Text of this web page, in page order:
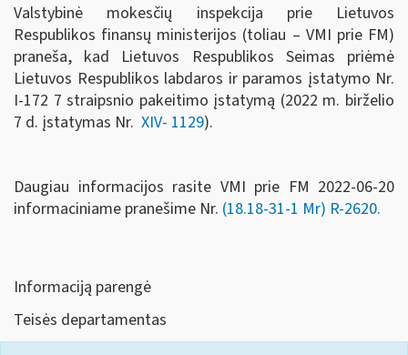
Valstybinė mokesčių inspekcija prie Lietuvos
Respublikos finansų ministerijos (toliau – VMI prie FM)
praneša, kad Lietuvos Respublikos Seimas priėmė
Lietuvos Respublikos labdaros ir paramos įstatymo Nr.
I-172 7 straipsnio pakeitimo įstatymą (2022 m. birželio
7 d. įstatymas Nr. XIV- 1129).
Daugiau informacijos rasite VMI prie FM 2022-06-20
informaciniame pranešime Nr. (18.18-31-1 Mr) R-2620.
Informaciją parengė
Teisės departamentas